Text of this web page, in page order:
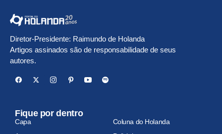
Diretor-Presidente: Raimundo de Holanda
Artigos assinados são de responsabilidade de seus
autores.
Fique por dentro
Capa
Coluna do Holanda